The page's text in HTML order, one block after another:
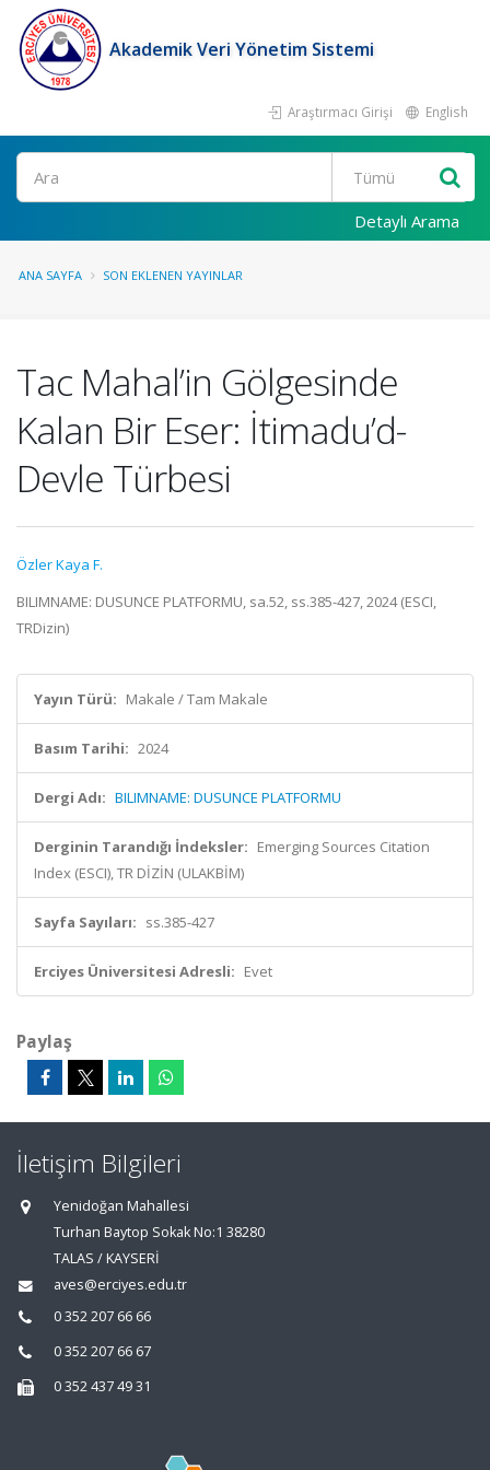
Akademik Veri Yönetim Sistemi
Araştırmacı Girişi English
Ara
Detaylı Arama
ANA SAYFA SON EKLENEN YAYINLAR
Tac Mahal’in Gölgesinde
Kalan Bir Eser: İtimadu’d-
Devle Türbesi
Özler Kaya F.
BILIMNAME: DUSUNCE PLATFORMU, sa.52, ss.385-427, 2024 (ESCI,
TRDizin)
Yayın Türü: Makale / Tam Makale
Basım Tarihi: 2024
Dergi Adı: BILIMNAME: DUSUNCE PLATFORMU
Derginin Tarandığı İndeksler: Emerging Sources Citation
Index (ESCI), TR DİZİN (ULAKBİM)
Sayfa Sayıları: ss.385-427
Erciyes Üniversitesi Adresli: Evet
Paylaş
İletişim Bilgileri
Yenidoğan Mahallesi
Turhan Baytop Sokak No:1 38280
TALAS / KAYSERİ
aves@erciyes.edu.tr
0 352 207 66 66
0 352 207 66 67
0 352 437 49 31